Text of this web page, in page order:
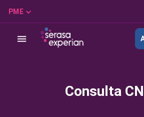
PME
Consulta